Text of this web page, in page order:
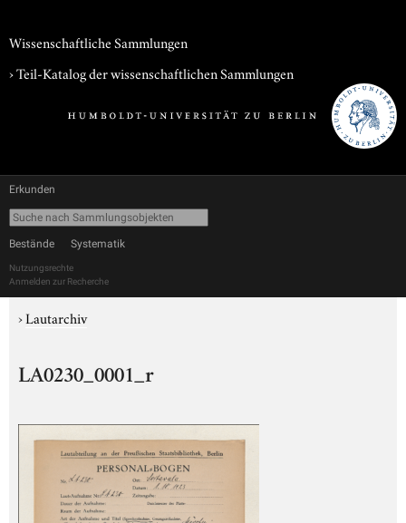
Wissenschaftliche Sammlungen
› Teil-Katalog der wissenschaftlichen Sammlungen
Erkunden
Bestände Systematik
Nutzungsrechte
Anmelden zur Recherche
›Lautarchiv
LA0230_0001_r